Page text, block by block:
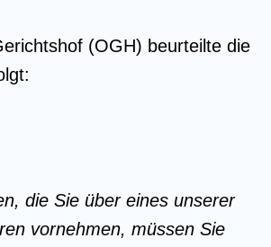
(OGH) beurteilte die
die Sie über eines unserer
vornehmen, müssen Sie